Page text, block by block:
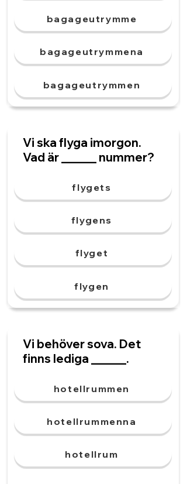
bagageutrymme
bagageutrymmena
bagageutrymmen
Vi ska flyga imorgon.
Vad är ______ nummer?
flygets
flygens
flyget
flygen
Vi behöver sova. Det
finns lediga ______.
hotellrummen
hotellrummenna
hotellrum